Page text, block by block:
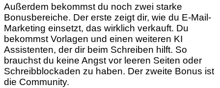
Außerdem bekommst du noch zwei starke
Bonusbereiche. Der erste zeigt dir, wie du E-Mail-
Marketing einsetzt, das wirklich verkauft. Du
bekommst Vorlagen und einen weiteren KI
Assistenten, der dir beim Schreiben hilft. So
brauchst du keine Angst vor leeren Seiten oder
Schreibblockaden zu haben. Der zweite Bonus ist
die Community.